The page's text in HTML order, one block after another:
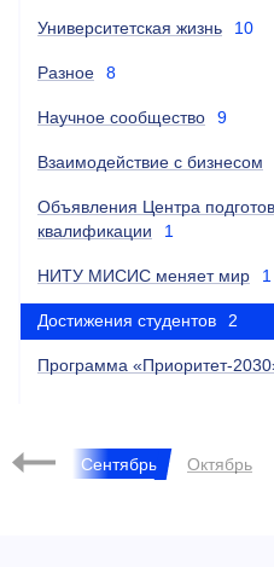
Университетская жизнь 10
Разное 8
Научное сообщество 9
Взаимодействие с бизнесом
Объявления Центра
квалификации
1
НИТУ МИСИС меняет мир 1
Достижения студентов 2
Программа «Приоритет-
Август Сентябрь Октябрь